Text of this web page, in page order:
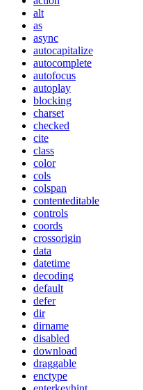
alt
as
async
autocapitalize
autocomplete
autofocus
autoplay
blocking
charset
checked
cite
class
color
cols
colspan
contenteditable
controls
coords
crossorigin
data
datetime
decoding
default
defer
dir
dirname
disabled
download
draggable
enctype